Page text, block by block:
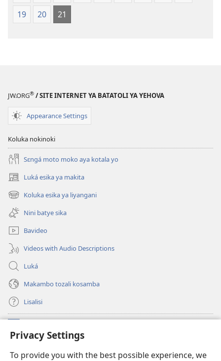
Privacy Settings
To provide you with the best possible experience, we
19
20 21
JW.ORG® / SITE INTERNET YA BATATOLI YA YEHOVA
Appearance Settings
Koluka nokinoki
Sɛngá moto moko aya kotala yo
Luká esika ya makita
(fungolá
fenɛtrɛ
mosusu)
Koluka esika ya liyangani
(fungolá
fenɛtrɛ
mosusu)
Nini batye sika
Bavideo
Videos with Audio Descriptions
Luká
Makambo tozali kosamba
Lisalisi
(fungolá
fenɛtrɛ
Watchtower Mikanda oyo ezali na Internet
(fungolá